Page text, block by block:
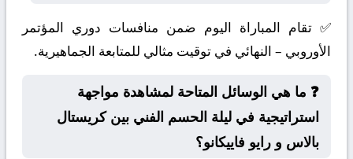
✅ تقام المباراة اليوم ضمن منافسات دوري المؤتمر
الأوروبي – النهائي في توقيت مثالي للمتابعة الجماهيرية.
❓ ما هي الوسائل المتاحة لمشاهدة مواجهة
استراتيجية في ليلة الحسم الفني بين كريستال
بالاس و رايو فاييكانو؟